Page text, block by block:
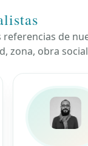
de
zona, obra